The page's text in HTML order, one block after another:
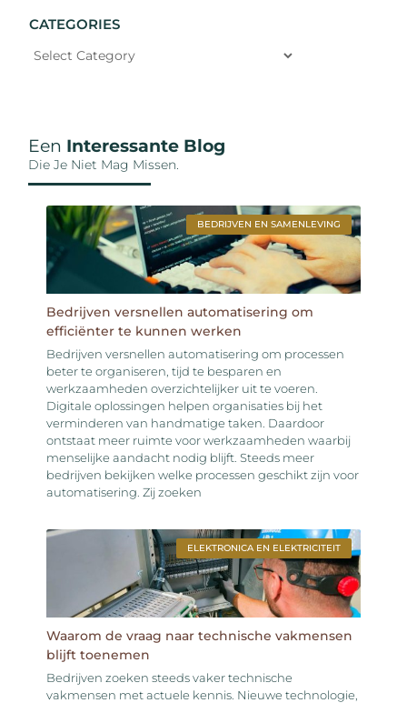
CATEGORIES
Een Interessante Blog
Die Je Niet Mag Missen.
BEDRIJVEN EN SAMENLEVING
Bedrijven versnellen automatisering om
efficiënter te kunnen werken
Bedrijven versnellen automatisering om processen
beter te organiseren, tijd te besparen en
werkzaamheden overzichtelijker uit te voeren.
Digitale oplossingen helpen organisaties bij het
verminderen van handmatige taken. Daardoor
ontstaat meer ruimte voor werkzaamheden waarbij
menselijke aandacht nodig blijft. Steeds meer
bedrijven bekijken welke processen geschikt zijn voor
automatisering. Zij zoeken
ELEKTRONICA EN ELEKTRICITEIT
Waarom de vraag naar technische vakmensen
blijft toenemen
Bedrijven zoeken steeds vaker technische
vakmensen met actuele kennis. Nieuwe technologie,